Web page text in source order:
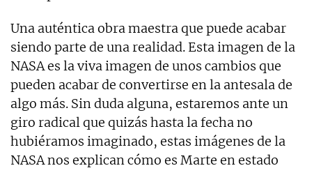
Una auténtica obra maestra que puede acabar
siendo parte de una realidad. Esta imagen de la
NASA es la viva imagen de unos cambios que
pueden acabar de convertirse en la antesala de
algo más. Sin duda alguna, estaremos ante un
giro radical que quizás hasta la fecha no
hubiéramos imaginado, estas imágenes de la
NASA nos explican cómo es Marte en estado